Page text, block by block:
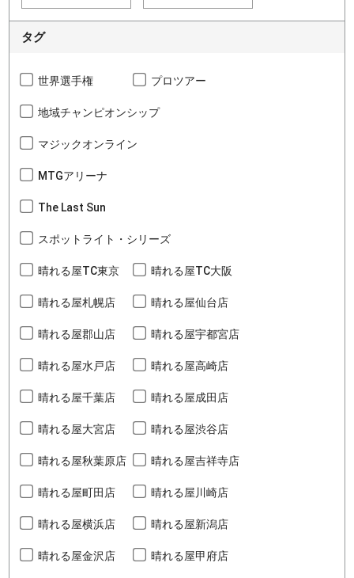
タグ
世界選手権 プロツアー
地域チャンピオンシップ
マジックオンライン
MTGアリーナ
The Last Sun
スポットライト・シリーズ
晴れる屋TC東京 晴れる屋TC大阪
晴れる屋札幌店 晴れる屋仙台店
晴れる屋郡山店 晴れる屋宇都宮店
晴れる屋水戸店 晴れる屋高崎店
晴れる屋千葉店 晴れる屋成田店
晴れる屋大宮店 晴れる屋渋谷店
晴れる屋秋葉原店 晴れる屋吉祥寺店
晴れる屋町田店 晴れる屋川崎店
晴れる屋横浜店 晴れる屋新潟店
晴れる屋金沢店 晴れる屋甲府店